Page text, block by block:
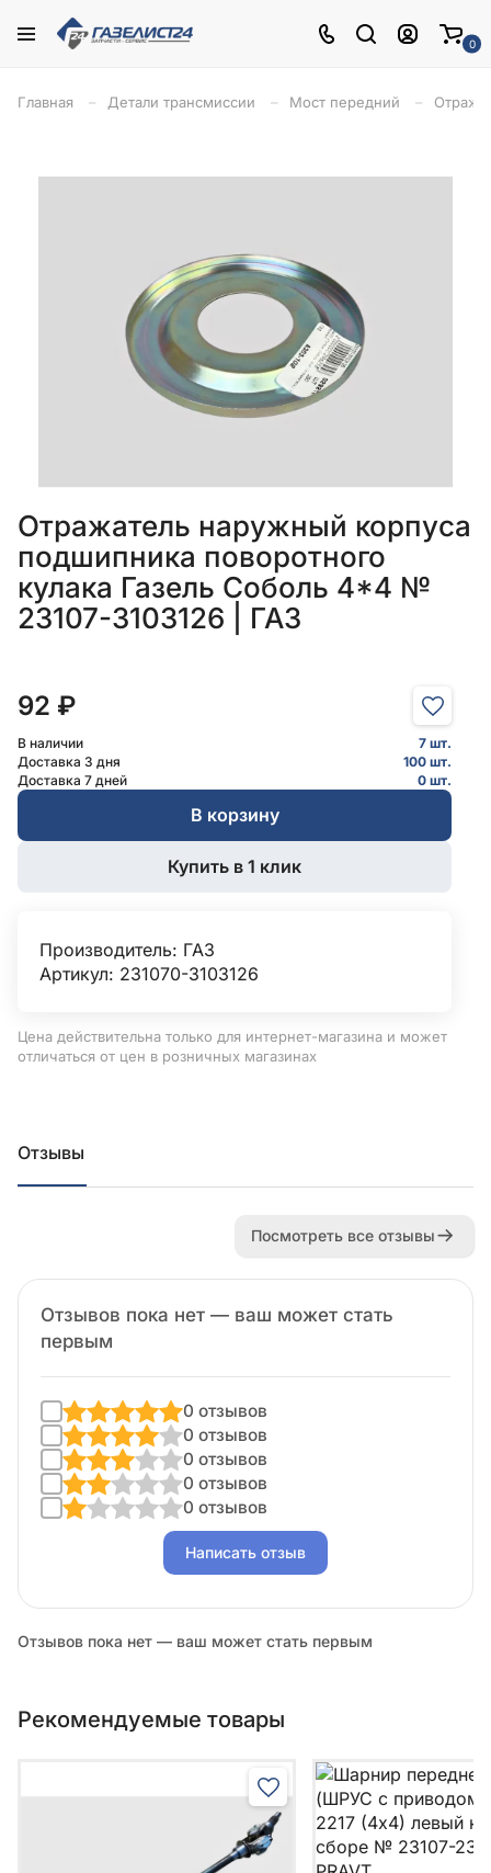
0
Главная Детали трансмиссии Мост передний
Отражатель наружный корпуса
подшипника поворотного
кулака Газель Соболь 4*4 №
23107-3103126 | ГАЗ
92 ₽
В наличии
7 шт.
Доставка 3 дня
100 шт.
Доставка 7 дней
0 шт.
В корзину
Купить в 1 клик
Производитель: ГАЗ
Артикул: 231070-3103126
Цена действительна только для интернет-магазина и может
отличаться от цен в розничных магазинах
Отзывы
Посмотреть все отзывы
Отзывов пока нет — ваш может стать
первым
0 отзывов
0 отзывов
0 отзывов
0 отзывов
0 отзывов
Написать отзыв
Отзывов пока нет — ваш может стать первым
Рекомендуемые товары